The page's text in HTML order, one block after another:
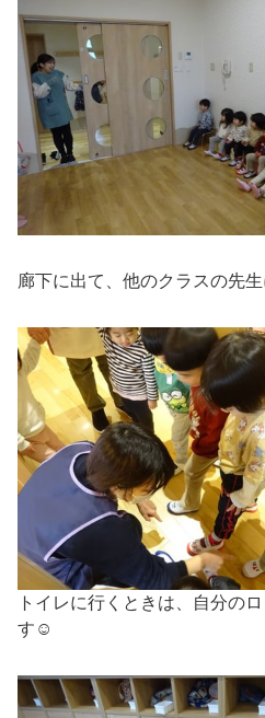
廊下に出て、他のクラスの先
トイレに行くときは、自分の
す☺